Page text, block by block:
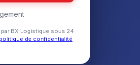
BX Logistique sous 24
politique de confidentialité